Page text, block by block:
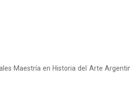
Maestría en Historia del Arte